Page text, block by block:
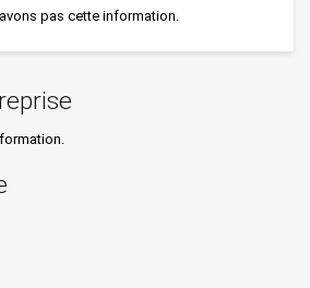
pas cette information.